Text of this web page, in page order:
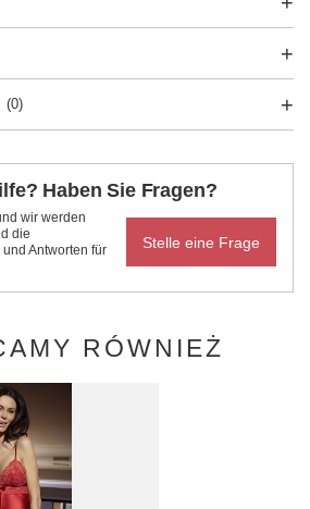
(0)
Haben Sie Fragen?
wir werden
die
Antworten für
Stelle eine Frage
RÓWNIEŻ